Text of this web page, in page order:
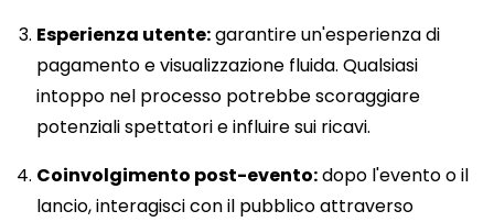
Esperienza utente:garantire un'esperienza di
pagamento e visualizzazione fluida. Qualsiasi
intoppo nel processo potrebbe scoraggiare
potenziali spettatori e influire sui ricavi.
Coinvolgimento post-evento:dopo l'evento o il
lancio, interagisci con il pubblico attraverso